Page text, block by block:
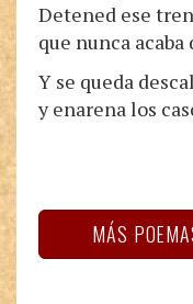
Detened ese
que nunca
Y se queda
y enarena los
MÁS